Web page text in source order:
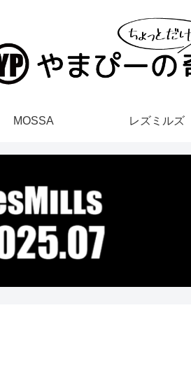
MOSSA レズミルズ